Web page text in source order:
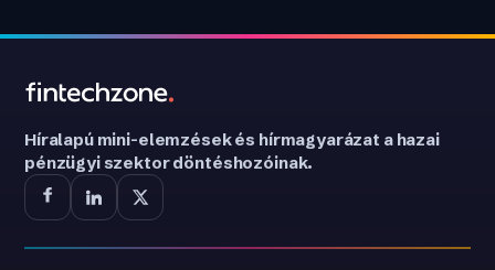
Híralapú mini-elemzések és hírmagyarázat a hazai
pénzügyi szektor döntéshozóinak.